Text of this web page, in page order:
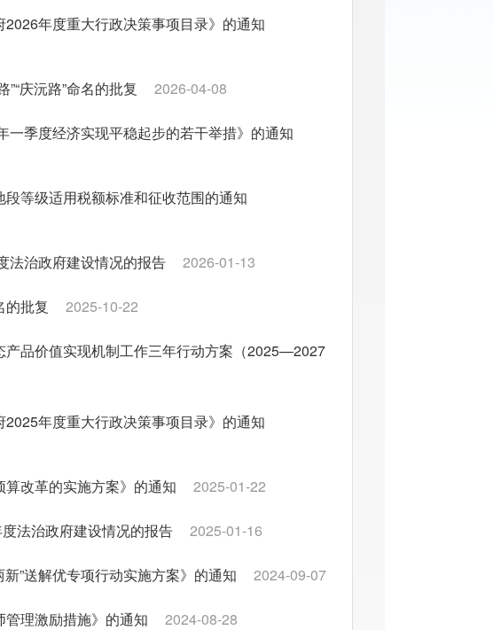
年度重大行政决策事项目录》的通知
庆沅路”命名的批复
2026-04-08
季度经济实现平稳起步的若干举措》的通知
等级适用税额标准和征收范围的通知
法治政府建设情况的报告
2026-01-13
的批复 2025-10-22
品价值实现机制工作三年行动方案（2025—2027
年度重大行政决策事项目录》的通知
改革的实施方案》的通知
2025-01-22
法治政府建设情况的报告 2025-01-16
”送解优专项行动实施方案》的通知 2024-09-07
理激励措施》的通知 2024-08-28